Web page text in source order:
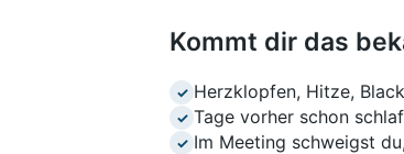
Kommt dir das
✓ Herzklopfen, Hitze,
✓ Tage vorher schon
✓ Im Meeting schweigst